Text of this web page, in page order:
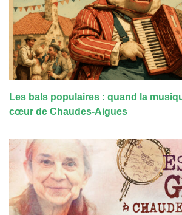
Les bals populaires : quand la
cœur de Chaudes-Aigues